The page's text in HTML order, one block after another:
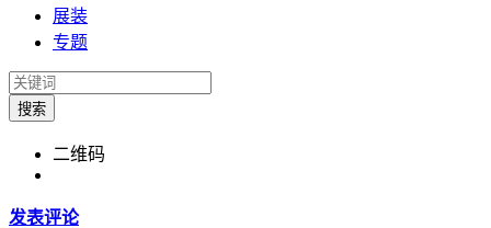
展装
专题
搜索
二维码
发表评论